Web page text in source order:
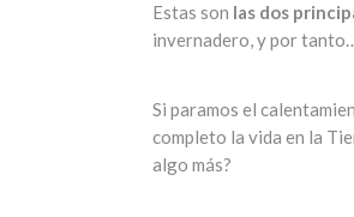
Estas son las dos
invernadero, y por
Si paramos el
completo la vida en la
algo más?